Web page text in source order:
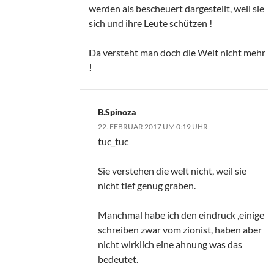
werden als bescheuert dargestellt, weil sie
sich und ihre Leute schützen !
Da versteht man doch die Welt nicht mehr
!
B.Spinoza
22. FEBRUAR 2017 UM 0:19 UHR
tuc_tuc
Sie verstehen die welt nicht, weil sie
nicht tief genug graben.
Manchmal habe ich den eindruck ,einige
schreiben zwar vom zionist, haben aber
nicht wirklich eine ahnung was das
bedeutet.